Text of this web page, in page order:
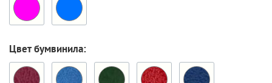
Цвет бумвинила: